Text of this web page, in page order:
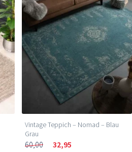
Vintage Teppich – Nomad – Blau
Grau
60,00 32,95